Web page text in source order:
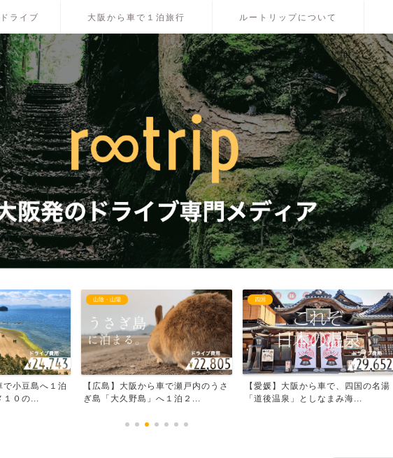
ライブ 大阪から車で１泊旅行 ルートリップについて
瀬戸内のうさ
泊２...
四国
【愛媛】大阪から車で、四国の名湯
「道後温泉」としなまみ海...
四国
【愛媛】大阪から車で、
「NIPPONIA HOTEL 大...